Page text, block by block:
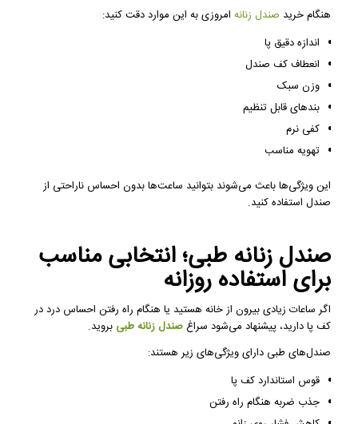
هنگام خرید صندل زنانهامروزی به این موارد دقت کنید:
اندازه دقیق پا
انعطاف کف صندل
وزن سبک
بندهای قابل تنظیم
کفی نرم
تهویه مناسب
این ویژگی‌ها باعث می‌شوند بتوانید ساعت‌ها بدون احساس ناراحتی از
صندل استفاده کنید.
صندل زنانه طبی؛ انتخابی مناسب
برای استفاده روزانه
اگر ساعات زیادی بیرون از خانه هستید یا هنگام راه رفتن احساس درد در
کف پا دارید، پیشنهاد می‌شود سراغ صندل زنانه طبی بروید.
صندل‌های طبی دارای ویژگی‌های زیر هستند:
قوس استاندارد کف پا
جذب ضربه هنگام راه رفتن